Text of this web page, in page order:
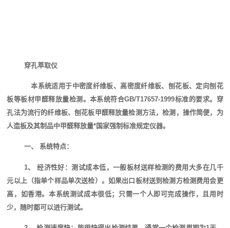
穿孔萃取仪
本系统适用于中密度纤维板、高密度纤维板、刨花板、定向刨花
板等板材甲醛释放量检测。本系统符合GB/T17657-1999标准的要求。穿
孔法为流行的纤维板、刨花板甲醛释放量检测方法，检测，操作简便，为
人造板及其制品中甲醛释放量*国家强制标准规定仪器。
一、 系统特点：
1、 经济性好：测试成本低，一般板材送样检测的费用大多在几千
元以上（指单个样品单次送检）。如果出口板材送到检测方检测费用会更
高，如香港。本系统测试成本很低；只需一个人即可完成操作，且用时
少，随时都可以进行测试。